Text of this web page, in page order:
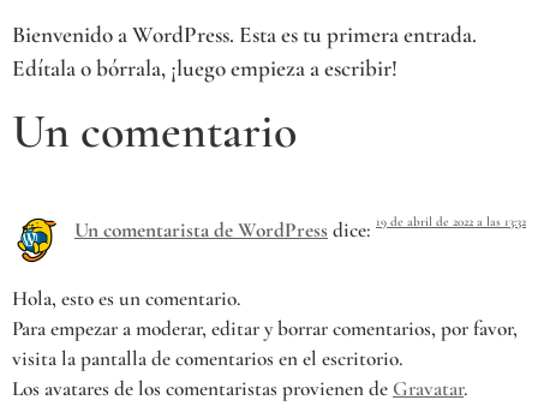
Bienvenido a WordPress. Esta es tu primera entrada.
Edítala o bórrala, ¡luego empieza a escribir!
Un comentario
Un comentarista de WordPressdice: 19 de abril de 2022 a las 13:32
Hola, esto es un comentario.
Para empezar a moderar, editar y borrar comentarios, por favor,
visita la pantalla de comentarios en el escritorio.
Los avatares de los comentaristas provienen de Gravatar.